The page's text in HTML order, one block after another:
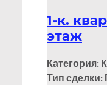
1-к.
этаж
Категория:
Тип